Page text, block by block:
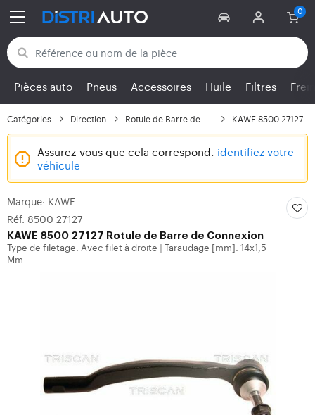
Retour aux catégories
Pièces auto Pneus Accessoires Huile Filtres
Catégories Direction KAWE 8500 27127
Assurez-vous que cela correspond: identifiez votre
véhicule
Marque: KAWE
Réf. 8500 27127
KAWE 8500 27127 Rotule de Barre de Connexion
Type de filetage: Avec filet à droite
Taraudage [mm]: 14x1,5
Mm